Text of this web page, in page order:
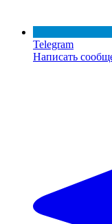
Telegram
Написать